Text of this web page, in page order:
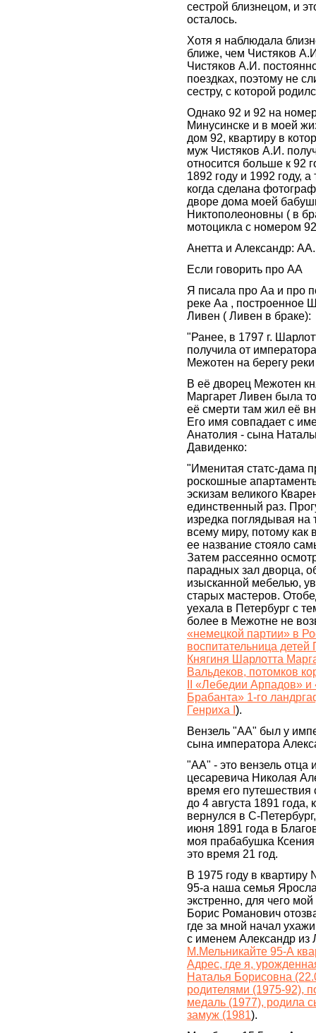
сестрой близнецом, и
осталось.
Хотя я наблюдала
ближе, чем Чистяков
Чистяков А.И.
поездках, поэтому не
сестру, с которой
Однако 92 и 92 на
Минусинске и в моей
дом 92, квартиру в
муж Чистяков А.И.
относится больше к 92
1892 году и 1992 году, а
когда сделана
дворе дома моей
Никтополеоновны ( в
мотоцикла с номером
Анетта и Александр: АА.
Если говорить про АА
Я писала про Аа и про
реке Аа , построенное
Ливен ( Ливен в браке):
"Ранее, в 1797 г.
получила от
Межотен на берегу
В её дворец Межотен
Маргарет Ливен была
её смерти там жил её
Его имя совпадает с
Анатолия - сына
Давиденко:
"Именитая статс-дама
роскошные
эскизам великого
единственный раз.
изредка поглядывая на
всему миру, потому как
ее название стояло
Затем рассеянно
парадных зал дворца,
изысканной мебелью,
старых мастеров.
уехала в Петербург с
более в Межотне не
«немецкой партии» в
воспитательница
Княгиня Шарлотта
Вальдеков, потомков
II «Лебедии Арпадов» и
Брабанта» 1-го
Генриха I ).
Вензель "АА" был у
сына императора
"АА" - это вензель отца
цесаревича Николая
время его путешествия
до 4 августа 1891 года,
вернулся в С-
июня 1891 года в
моя прабабушка
это время 21 год.
В 1975 году в
95-а наша семья
экстренно, для чего
Борис Романович
где за мной начал
с именем Александр из
М.Мельникайте 95-А
Адрес, где я,
Наталья Борисовна
родителями (1975-92),
медаль (1977), родила
замуж (1981).